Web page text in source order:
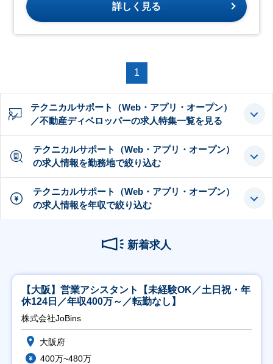
詳しく見る
1
テクニカルサポート（Web・アプリ・オープン）
／不動産ディベロッパーの求人特集一覧を見る
テクニカルサポート（Web・アプリ・オープン）
の求人情報を勤務地で絞り込む
テクニカルサポート（Web・アプリ・オープン）
の求人情報を年収で絞り込む
新着求人
【大阪】営業アシスタント【未経験OK／土日祝・年
休124日／年収400万～／転勤なし】
株式会社JoBins
大阪府
400万~480万